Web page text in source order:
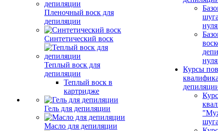
Пленочный воск для
депиляции
Синтетический воск
Теплый воск для
депиляции
Теплый воск в
картридже
Гель для депиляции
Масло для депиляции
Курсы